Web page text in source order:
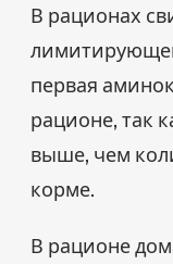
В рационах
первая
рационе, так
выше, чем
корме.
В рационе